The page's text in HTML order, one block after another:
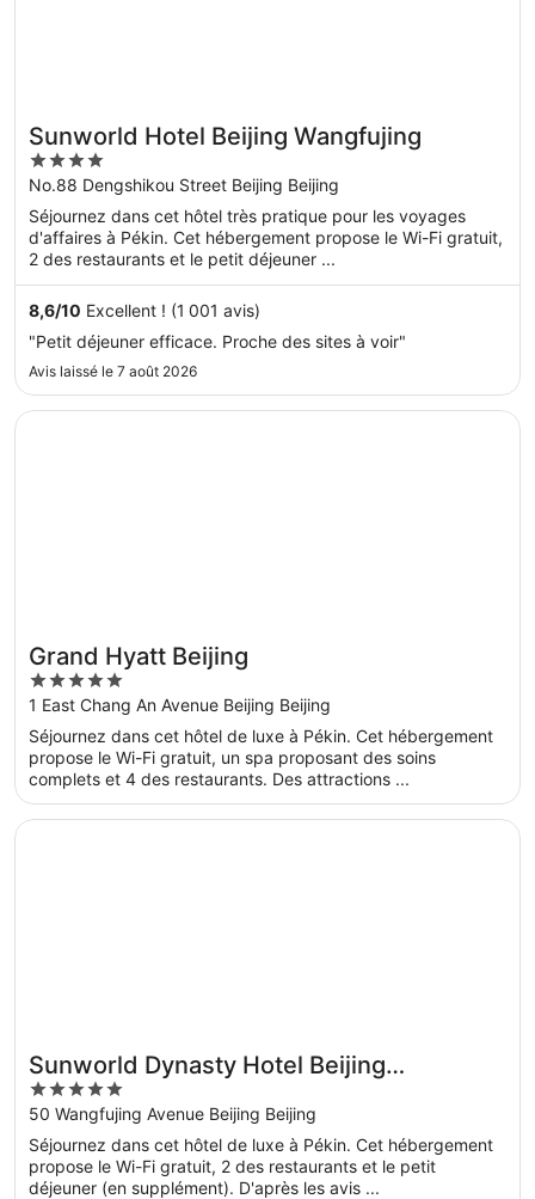
Sunworld Hotel Beijing Wangfujing
4
out
of
5
No.88 Dengshikou Street Beijing Beijing
Séjournez dans cet hôtel très pratique pour les voyages
d'affaires à Pékin. Cet hébergement propose le Wi-Fi gratuit,
2 des restaurants et le petit déjeuner ...
8,6/10 Excellent ! (1 001 avis)
"Petit déjeuner efficace. Proche des sites à voir"
Avis laissé le 7 août 2026
Grand Hyatt Beijing
5
out
of
5
1 East Chang An Avenue Beijing Beijing
Séjournez dans cet hôtel de luxe à Pékin. Cet hébergement
propose le Wi-Fi gratuit, un spa proposant des soins
complets et 4 des restaurants. Des attractions ...
S’ouvre dans une nouvelle fenêtre
Grand Hyatt Beijing
Sunworld Dynasty Hotel Beijing
Wangfujing
5
out
of
5
50 Wangfujing Avenue Beijing Beijing
Séjournez dans cet hôtel de luxe à Pékin. Cet hébergement
propose le Wi-Fi gratuit, 2 des restaurants et le petit
déjeuner (en supplément). D'après les avis ...
S’ouvre dans une nouvelle fenêtre
Sunworld Dynasty Hotel Beijing Wangfujing